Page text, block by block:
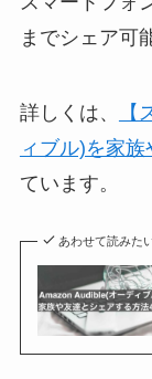
までシェア可
詳しくは、
ィブル)を家
ています。
あわせて読みた